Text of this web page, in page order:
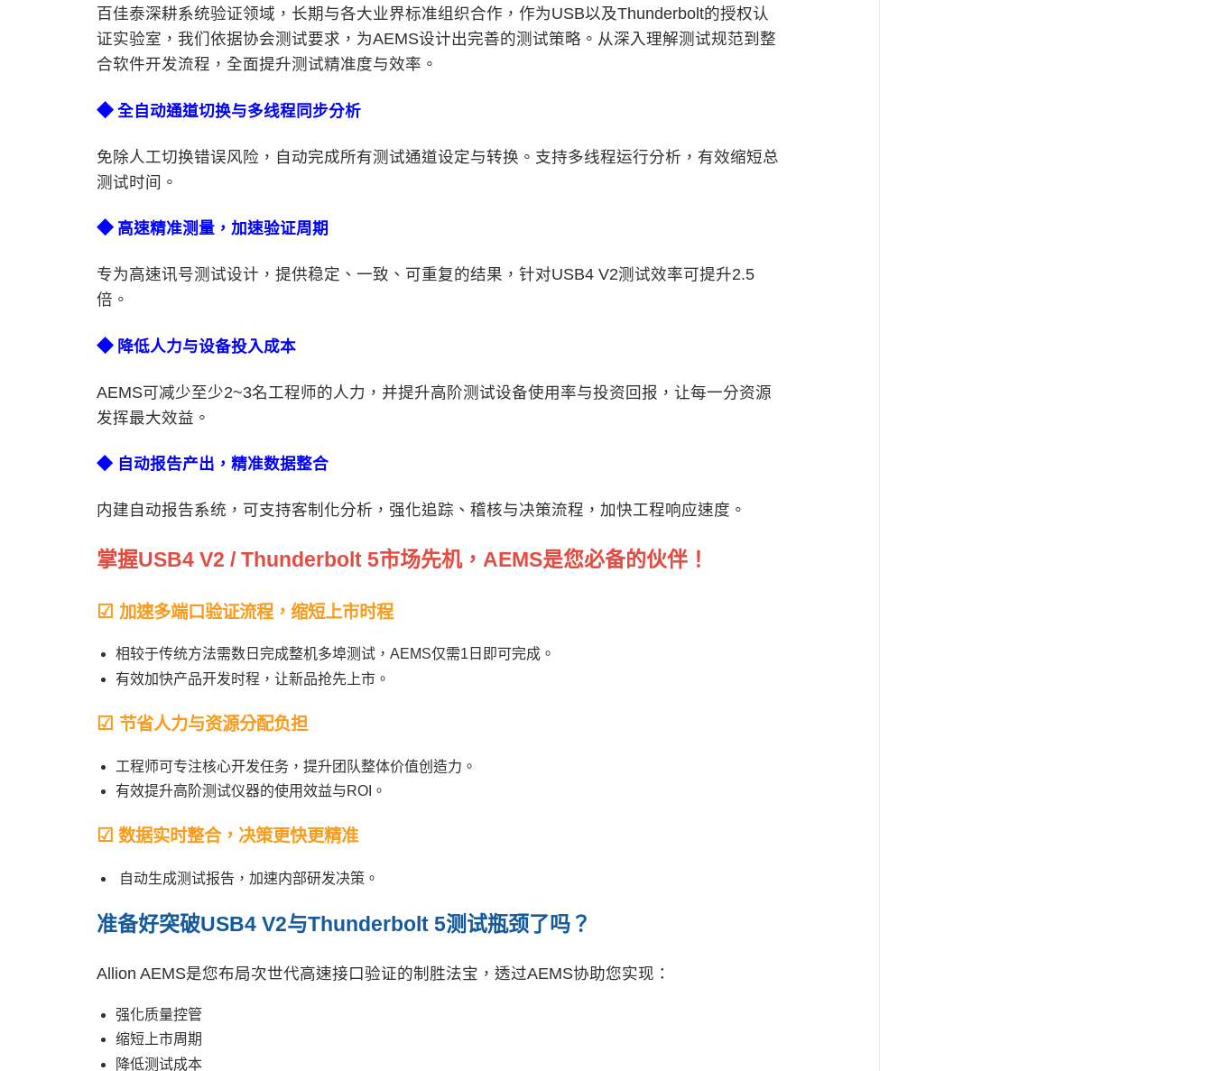
百佳泰深耕系统验证领域，长期与各大业界标准组织合作，作为USB以及Thunderbolt的授权认
证实验室，我们依据协会测试要求，为AEMS设计出完善的测试策略。从深入理解测试规范到整
合软件开发流程，全面提升测试精准度与效率。
◆全自动通道切换与多线程同步分析
免除人工切换错误风险，自动完成所有测试通道设定与转换。支持多线程运行分析，有效缩短总
测试时间。
◆ 高速精准测量，加速验证周期
专为高速讯号测试设计，提供稳定、一致、可重复的结果，针对USB4 V2测试效率可提升2.5
倍。
◆ 降低人力与设备投入成本
AEMS可减少至少2~3名工程师的人力，并提升高阶测试设备使用率与投资回报，让每一分资源
发挥最大效益。
◆ 自动报告产出，精准数据整合
内建自动报告系统，可支持客制化分析，强化追踪、稽核与决策流程，加快工程响应速度。
掌握USB4 V2 / Thunderbolt 5市场先机， AEMS是您必备的伙伴！
☑ 加速多端口验证流程，缩短上市时程
相较于传统方法需数日完成整机多埠测试，AEMS仅需1日即可完成。
有效加快产品开发时程，让新品抢先上市。
☑ 节省人力与资源分配负担
工程师可专注核心开发任务，提升团队整体价值创造力。
有效提升高阶测试仪器的使用效益与ROI。
☑ 数据实时整合，决策更快更精准
自动生成测试报告，加速内部研发决策。
准备好突破USB4 V2与Thunderbolt 5测试瓶颈了吗？
Allion AEMS是您布局次世代高速接口验证的制胜法宝，透过AEMS协助您实现：
强化质量控管
缩短上市周期
降低测试成本